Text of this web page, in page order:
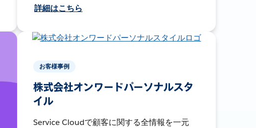
詳細はこちら
お客様事例
株式会社オンワードパーソナルスタ
イル
Service Cloudで顧客に関する全情報を一元